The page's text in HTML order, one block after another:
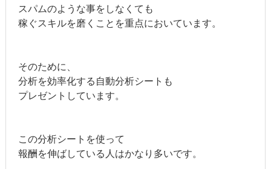
スパムのような事をしなくても
稼ぐスキルを磨くことを重点においています。
そのために、
分析を効率化する自動分析シートも
プレゼントしています。
この分析シートを使って
報酬を伸ばしている人はかなり多いです。